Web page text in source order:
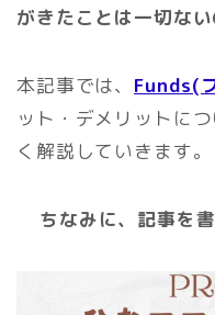
がきたことは一切な
本記事では、 Funds(
ット・デメリットに
く解説していきます。
ちなみに、記事を